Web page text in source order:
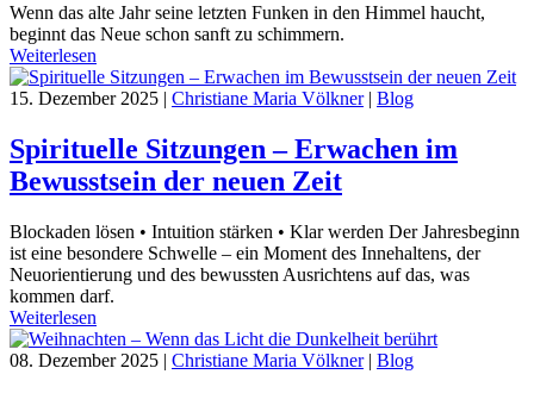
Wenn das alte Jahr seine letzten Funken in den Himmel haucht,
beginnt das Neue schon sanft zu schimmern.
Weiterlesen
15. Dezember 2025 | Christiane Maria Völkner| Blog
Spirituelle Sitzungen – Erwachen im
Bewusstsein der neuen Zeit
Blockaden lösen • Intuition stärken • Klar werden Der Jahresbeginn
ist eine besondere Schwelle – ein Moment des Innehaltens, der
Neuorientierung und des bewussten Ausrichtens auf das, was
kommen darf.
Weiterlesen
08. Dezember 2025 | Christiane Maria Völkner| Blog